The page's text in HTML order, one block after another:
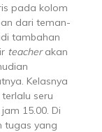
pada kolom
dari teman-
tambahan
teacherakan
Kelasnya
seru
15.00. Di
tugas yang